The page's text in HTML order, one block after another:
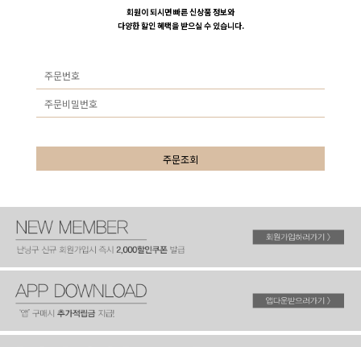
회원이 되시면 빠른 신상품 정보와
다양한 할인 혜택을 받으실 수 있습니다.
주문조회